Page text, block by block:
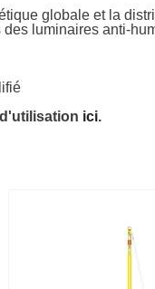
globale et la
luminaires anti-
ici.